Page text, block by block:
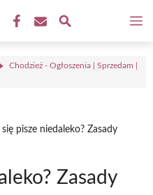
Chodzież - Ogłoszenia | Sprzedam |
się pisze niedaleko? Zasady
Zasady